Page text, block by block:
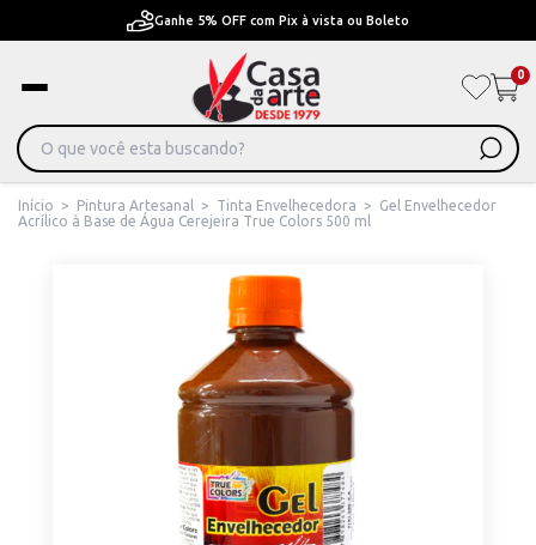
Pague em Até 6x sem juros ou ate 12x com juros
0
Início > Pintura Artesanal > Tinta Envelhecedora >
Gel Envelhecedor
Acrílico à Base de Água Cerejeira True Colors 500 ml